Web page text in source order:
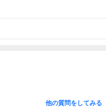
他の質問をしてみる